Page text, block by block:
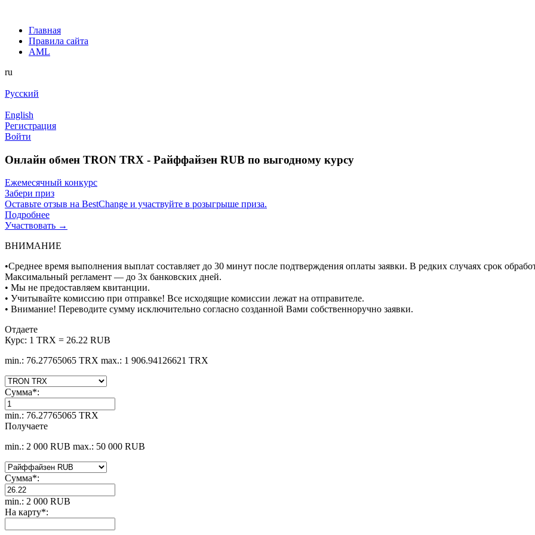
Главная
Правила сайта
AML
ru
Русский
English
Регистрация
Войти
Онлайн обмен TRON TRX - Райффайзен RUB по выгодному курсу
Ежемесячный конкурс
Забери приз
Оставьте отзыв на BestChange и участвуйте в розыгрыше приза.
Подробнее
Участвовать →
ВНИМАНИЕ
•Среднее время выполнения выплат составляет до 30 минут после подтверждения оплаты заявки. В редких случаях срок
Максимальный регламент — до 3х банковских дней.
• Мы не предоставляем квитанции.
• Учитывайте комиссию при отправке! Все исходящие комиссии лежат на отправителе.
• Внимание! Переводите сумму исключительно согласно созданной Вами собственноручно заявки.
Отдаете
Курс: 1 TRX = 26.22 RUB
min.: 76.27765065 TRX max.: 1 906.94126621 TRX
Сумма*:
min.: 76.27765065 TRX
Получаете
min.: 2 000 RUB max.: 50 000 RUB
Сумма*:
min.: 2 000 RUB
На карту*: